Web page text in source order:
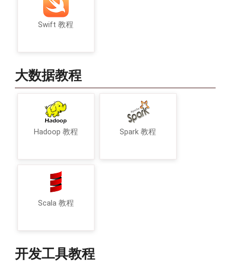
Swift 教程
大数据教程
Hadoop 教程 Spark 教程
Scala 教程
开发工具教程